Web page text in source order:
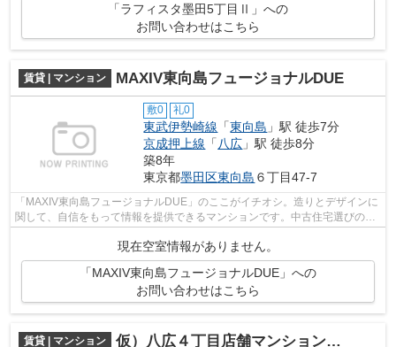
「ラフィスタ墨田5丁目Ⅱ」への
お問い合わせはこちら
賃貸 | マンション MAXIV東向島フュージョナルDUE
敷0 礼0
東武伊勢崎線 「東向島 」駅 徒歩7分
京成押上線 「 八広 」駅 徒歩8分
築8年
東京都墨田区東向島 ６丁目47-7
「MAXIV東向島フュージョナルDUE」のここがイチオシ。造りとデザインに
関して、自信をもって情報を提供できるマンションです。中古住宅選びの中
でニーズの高い築8年の物件となっていま...
現在空室情報がありません。
「MAXIV東向島フュージョナルDUE」への
お問い合わせはこちら
賃貸 | マンション 仮）八広４丁目店舗マンション新築工事